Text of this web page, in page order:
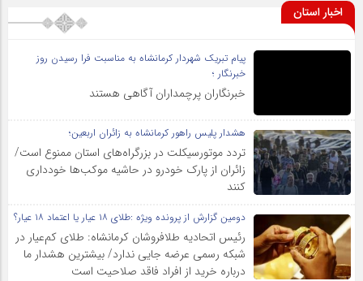
اخبار استان
پیام تبریک شهردار کرمانشاه به مناسبت فرا رسیدن روز
خبرنگار ؛
خبرنگاران پرچمداران آگاهی هستند
هشدار پلیس راهور کرمانشاه به زائران اربعین؛
تردد موتورسیکلت در بزرگراه‌های استان ممنوع است/
زائران از پارک خودرو در حاشیه موکب‌ها خودداری
کنند
دومین گزارش از پرونده ویژه :طلای ۱۸ عیار یا اعتماد ۱۸ عیار؟
رئیس اتحادیه طلافروشان کرمانشاه: طلای کم‌عیار در
شبکه رسمی عرضه جایی ندارد/ بیشترین هشدار ما
درباره خرید از افراد فاقد صلاحیت است